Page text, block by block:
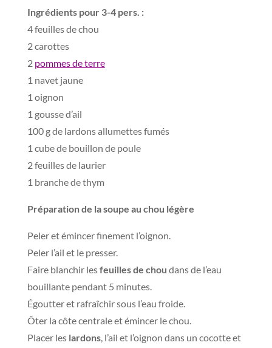
Ingrédients pour 3-4 pers. :
4 feuilles de chou
2 carottes
2 pommes de terre
1 navet jaune
1 oignon
1 gousse d’ail
100 g de lardons allumettes fumés
1 cube de bouillon de poule
2 feuilles de laurier
1 branche de thym
Préparation de la soupe au chou légère
Peler et émincer finement l’oignon.
Peler l’ail et le presser.
Faire blanchir lesfeuilles de chou dans de l’eau
bouillante pendant 5 minutes.
Égoutter et rafraîchir sous l’eau froide.
Ôter la côte centrale et émincer le chou.
Placer leslardons, l’ail et l’oignon dans un cocotte et